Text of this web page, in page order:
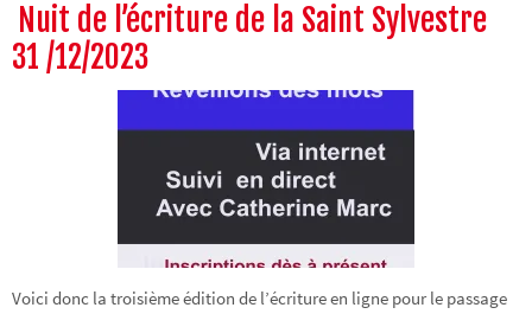
Nuit de l’écriture de la Saint Sylvestre
31 /12/2023
Voici donc la troisième édition de l’écriture en ligne pour le passage